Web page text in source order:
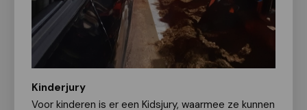
Kinderjury
Voor kinderen is er een Kidsjury, waarmee ze kunnen